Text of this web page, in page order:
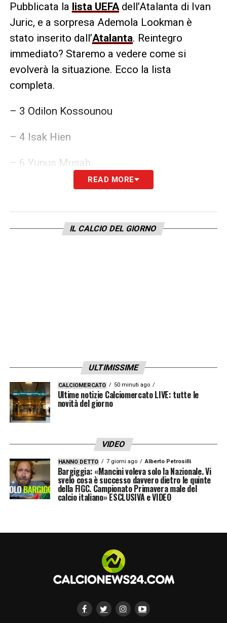
Pubblicata la lista UEFAdell’Atalanta di Ivan
Juric, e a sorpresa Ademola Lookman è
stato inserito dall’Atalanta. Reintegro
immediato? Staremo a vedere come si
evolverà la situazione. Ecco la lista
completa.
– 3 Odilon Kossounou
– 4 Isak Hien
– 6 Yunus Musah
– ⁠7 Kamaldeen Sulemana
– ⁠8 Mario Pašalić
– ⁠16 Raoul Bellanova
– ⁠17 Charles De Ketelaere
– ⁠19 Berat Djimsiti
– ⁠23 Sead Kolašinac
– ⁠29 Marco Carnesecchi
– ⁠31 Francesco Rossi
– ⁠44 Marco Brescianini
– ⁠47 Lorenzo Bernasconi
– ⁠57 Marco Sportiello
READ MORE
IL CALCIO DEL GIORNO
ULTIMISSIME
CALCIOMERCATO 50 minuti ago
Ultime notizie Calciomercato LIVE: tutte le
novità del giorno
VIDEO
HANNO DETTO 7 giorni ago Alberto Petrosilli
Bargiggia: «Mancini voleva solo la Nazionale. Vi
svelo cosa è successo davvero dietro le quinte
della FIGC. Campionato Primavera male del
calcio italiano» ESCLUSIVA e VIDEO